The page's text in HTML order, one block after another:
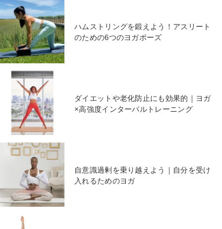
ハムストリングを鍛えよう！アスリート
のための6つのヨガポーズ
ダイエットや老化防止にも効果的｜ヨガ
×高強度インターバルトレーニング
自意識過剰を乗り越えよう｜自分を受け
入れるためのヨガ